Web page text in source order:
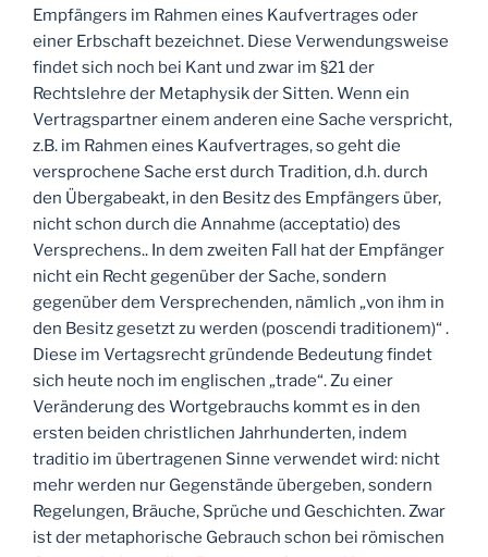
Empfängers im Rahmen eines Kaufvertrages oder
einer Erbschaft bezeichnet. Diese Verwendungsweise
findet sich noch bei Kant und zwar im §21 der
Rechtslehre der Metaphysik der Sitten. Wenn ein
Vertragspartner einem anderen eine Sache verspricht,
z.B. im Rahmen eines Kaufvertrages, so geht die
versprochene Sache erst durch Tradition, d.h. durch
den Übergabeakt, in den Besitz des Empfängers über,
nicht schon durch die Annahme (acceptatio) des
Versprechens.. In dem zweiten Fall hat der Empfänger
nicht ein Recht gegenüber der Sache, sondern
gegenüber dem Versprechenden, nämlich „von ihm in
den Besitz gesetzt zu werden (poscendi traditionem)“ .
Diese im Vertagsrecht gründende Bedeutung findet
sich heute noch im englischen „trade“. Zu einer
Veränderung des Wortgebrauchs kommt es in den
ersten beiden christlichen Jahrhunderten, indem
traditio im übertragenen Sinne verwendet wird: nicht
mehr werden nur Gegenstände übergeben, sondern
Regelungen, Bräuche, Sprüche und Geschichten. Zwar
ist der metaphorische Gebrauch schon bei römischen